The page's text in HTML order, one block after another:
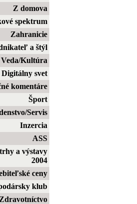
Z domova
spektrum
Zahranicie
a štýl
Veda/Kultúra
Digitálny svet
komentáre
Šport
Servis
Inzercia
ASS
a výstavy
2004
ceny
klub
Zdravotníctvo